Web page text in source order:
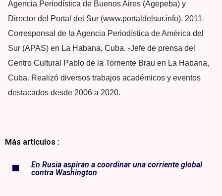
Agencia Periodística de Buenos Aires (Agepeba) y
Director del Portal del Sur (www.portaldelsur.info). 2011-
Corresponsal de la Agencia Periodística de América del
Sur (APAS) en La Habana, Cuba. -Jefe de prensa del
Centro Cultural Pablo de la Torriente Brau en La Habana,
Cuba. Realizó diversos trabajos académicos y eventos
destacados desde 2006 a 2020.
Más artículos :
En Rusia aspiran a coordinar una corriente global
contra Washington